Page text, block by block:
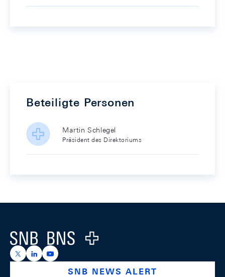
Beteiligte Personen
Martin Schlegel
Präsident des Direktoriums
Logo
https://x.com/snb_bns
https://ch.linkedin.com/company/swiss-national-
https://www.youtube.com/@swissnationalbank
SNB NEWS ALERT